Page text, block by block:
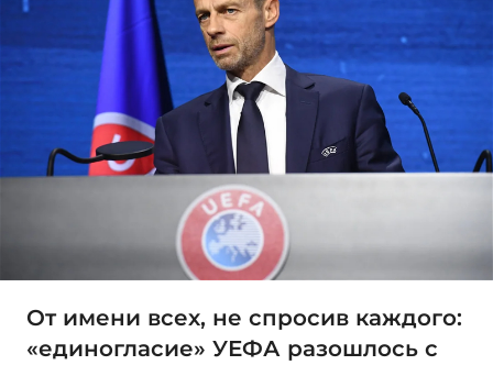
От имени всех, не спросив каждого:
«единогласие» УЕФА разошлось с